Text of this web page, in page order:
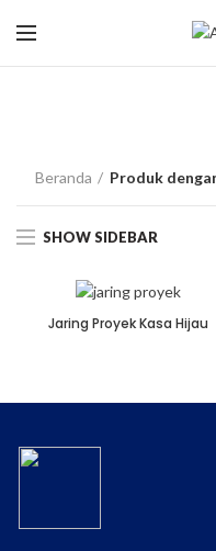
jaring
Beranda Produk
SHOW SIDEBAR
Jaring Proyek Kasa Hijau